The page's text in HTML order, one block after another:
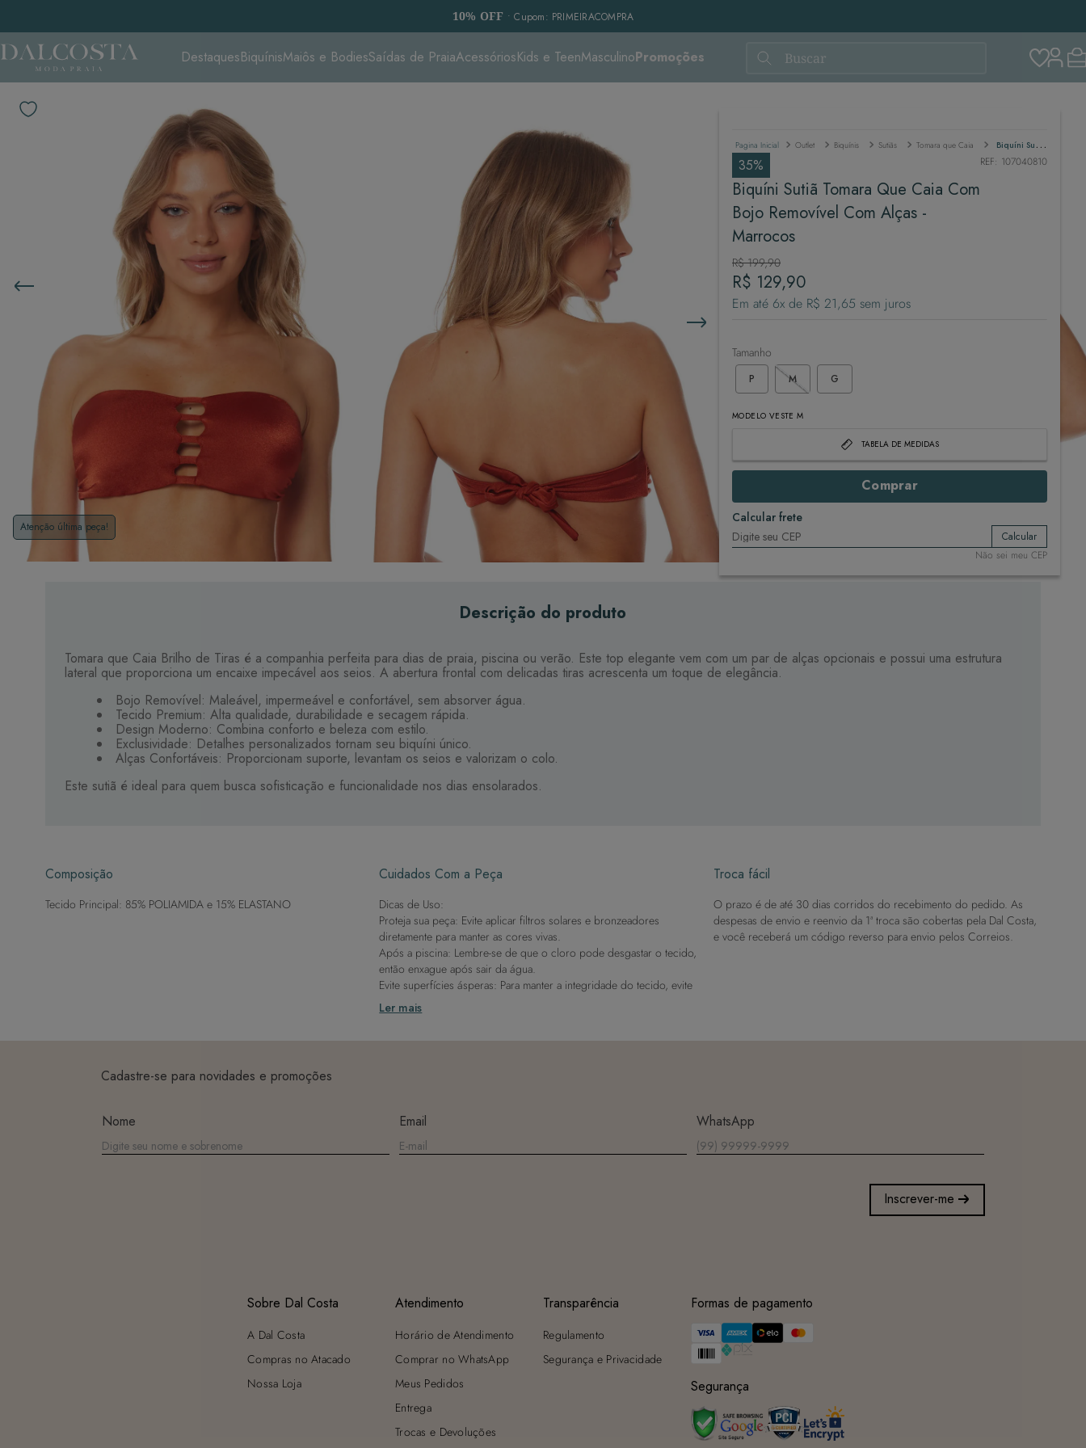
10% OFF • Cupom: PRIMEIRACOMPRA
DestaquesBiquínisMaiôs e BodiesSaídas de PraiaAcessóriosKids e TeenMasculinoPromoções Buscar
Atenção última peça!
Outlet Biquínis Sutiãs Tomara que Caia Biquíni Sutiã Tomara Que Caia Com Bojo Removível Com Alças - Marrocos
35%
Biquíni Sutiã Tomara Que Caia Com
Bojo Removível Com Alças -
Marrocos
R$ 199,90
R$ 129,90
Em até 6x de R$ 21,65 sem juros
REF: 107040810
Tamanho
P M G
MODELO VESTE M
TABELA DE MEDIDAS
Comprar
Calcular frete
Calcular
Não sei meu CEP
Descrição do produto
Tomara que Caia Brilho de Tiras é a companhia perfeita para dias de praia, piscina ou verão. Este top elegante vem com um par de alças opcionais e possui uma estrutura
lateral que proporciona um encaixe impecável aos seios. A abertura frontal com delicadas tiras acrescenta um toque de elegância.
Bojo Removível: Maleável, impermeável e confortável, sem absorver água.
Tecido Premium: Alta qualidade, durabilidade e secagem rápida.
Design Moderno: Combina conforto e beleza com estilo.
Exclusividade: Detalhes personalizados tornam seu biquíni único.
Alças Confortáveis: Proporcionam suporte, levantam os seios e valorizam o colo.
Este sutiã é ideal para quem busca sofisticação e funcionalidade nos dias ensolarados.
Composição
Tecido Principal: 85% POLIAMIDA e 15% ELASTANO
Cuidados Com a Peça
Dicas de Uso:
Proteja sua peça: Evite aplicar filtros solares e bronzeadores
diretamente para manter as cores vivas.
Após a piscina: Lembre-se de que o cloro pode desgastar o tecido,
então enxague após sair da água.
Evite superfícies ásperas: Para manter a integridade do tecido, evite
contato com superfícies rugosas.
sombra e evite a secadora.
Para cores vibrantes: Lave as peças antes do primeiro uso e siga as
dicas acima para manter as cores radiantes.
Ler mais
Troca fácil
O prazo é de até 30 dias corridos do recebimento do pedido. As
despesas de envio e reenvio da 1ª troca são cobertas pela Dal Costa,
e você receberá um código reverso para envio pelos Correios.
Cadastre-se para novidades e promoções
Nome Email WhatsApp
Inscrever-me
Sobre Dal Costa
A Dal Costa
Compras no Atacado
Nossa Loja
Atendimento
Horário de Atendimento
Comprar no WhatsApp
Meus Pedidos
Entrega
Trocas e Devoluções
Transparência
Regulamento
Segurança e Privacidade
Formas de pagamento
Segurança